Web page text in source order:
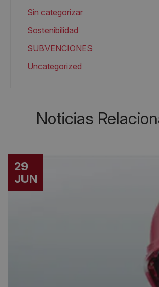
Sin categorizar
Sostenibilidad
SUBVENCIONES
Uncategorized
Noticias
29
JUN